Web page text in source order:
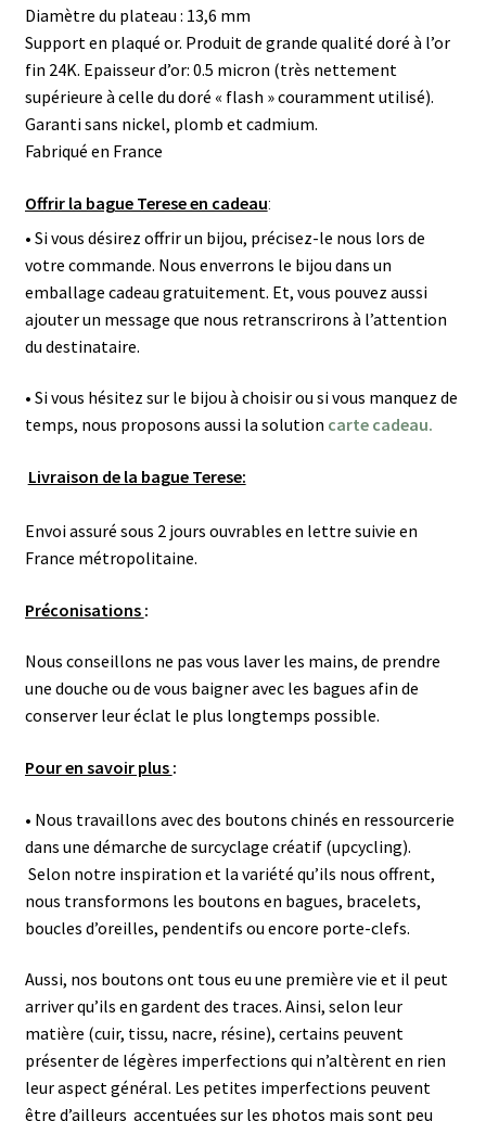
Diamètre du plateau : 13,6 mm
Support en plaqué or. Produit de grande qualité doré à l’or
fin 24K. Epaisseur d’or: 0.5 micron (très nettement
supérieure à celle du doré « flash » couramment utilisé).
Garanti sans nickel, plomb et cadmium.
Fabriqué en France
Offrir la bague Terese en cadeau:
• Si vous désirez offrir un bijou, précisez-le nous lors de
votre commande. Nous enverrons le bijou dans un
emballage cadeau gratuitement. Et, vous pouvez aussi
ajouter un message que nous retranscrirons à l’attention
du destinataire.
• Si vous hésitez sur le bijou à choisir ou si vous manquez de
temps, nous proposons aussi la solution carte cadeau.
Livraison de la bague Terese:
Envoi assuré sous 2 jours ouvrables en lettre suivie en
France métropolitaine.
Préconisations :
Nous conseillons ne pas vous laver les mains, de prendre
une douche ou de vous baigner avec les bagues afin de
conserver leur éclat le plus longtemps possible.
Pour en savoir plus :
• Nous travaillons avec des boutons chinés en ressourcerie
dans une démarche de surcyclage créatif (upcycling).
Selon notre inspiration et la variété qu’ils nous offrent,
nous transformons les boutons en bagues, bracelets,
boucles d’oreilles, pendentifs ou encore porte-clefs.
Aussi, nos boutons ont tous eu une première vie et il peut
arriver qu’ils en gardent des traces. Ainsi, selon leur
matière (cuir, tissu, nacre, résine), certains peuvent
présenter de légères imperfections qui n’altèrent en rien
leur aspect général. Les petites imperfections peuvent
être d’ailleurs accentuées sur les photos mais sont peu